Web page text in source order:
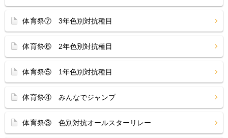
体育祭⑦ 3年色別対抗種目
体育祭⑥ 2年色別対抗種目
体育祭⑤ 1年色別対抗種目
体育祭④ みんなでジャンプ
体育祭③ 色別対抗オールスターリレー